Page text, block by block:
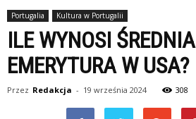
Portugalia Kultura w Portugalii
ILE WYNOSI ŚREDNIA
EMERYTURA W USA?
Przez Redakcja - 19 września 2024 308